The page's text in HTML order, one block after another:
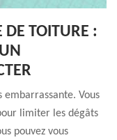
DE TOITURE :
Vous
limiter les dégâts
pouvez vous